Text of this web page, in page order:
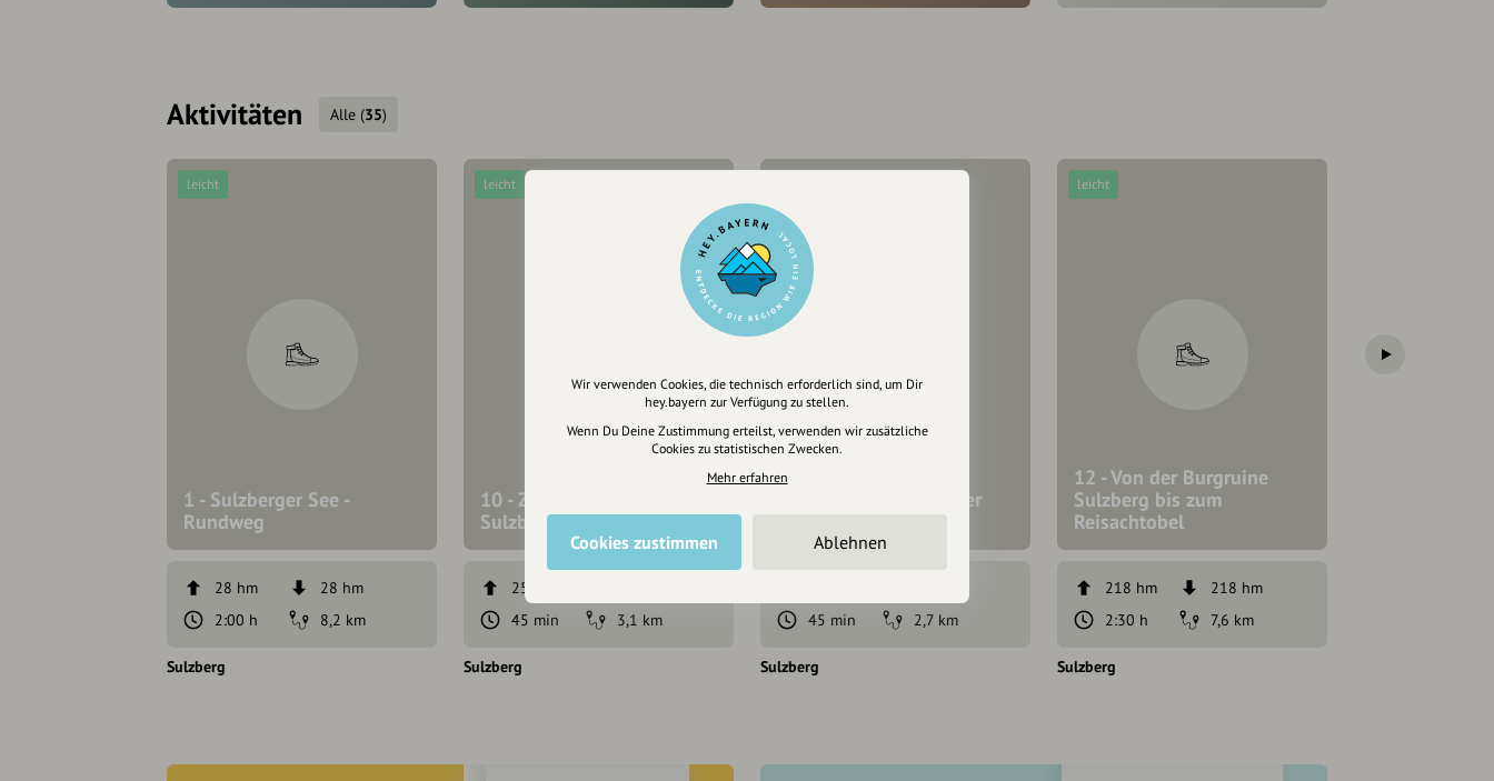
Aktivitäten Alle (35)
1 - Sulzberger See -
Rundweg
leicht
28 hm
28 hm
2:00 h
8,2 km
Sulzberg
10 - Zum Weiler Eigen bei
Sulzberg
leicht
25 hm
45 min
3,1 km
Sulzberg
11 - Auf den Spuren der
Römer in Sulzberg
45 min
2,7 km
Sulzberg
12 - Von der Burgruine
Sulzberg bis zum
Reisachtobel
leicht
218 hm
218 hm
2:30 h
7,6 km
Sulzberg
Wir verwenden Cookies, die technisch erforderlich sind, um Dir
hey.bayern zur Verfügung zu stellen.
Wenn Du Deine Zustimmung erteilst, verwenden wir zusätzliche
Cookies zu statistischen Zwecken.
Mehr erfahren
Cookies zustimmen Ablehnen